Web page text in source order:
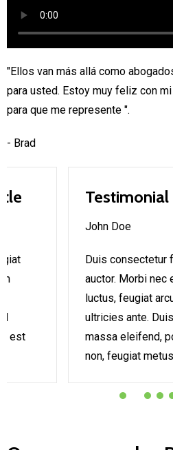
"Ellos van más allá como
para usted. Estoy muy feliz con
para que me represente ".
- Brad
est
Testimonial
John Doe
Duis consectetur
auctor. Morbi nec
luctus, feugiat
ultricies ante.
massa eleifend,
non, feugiat